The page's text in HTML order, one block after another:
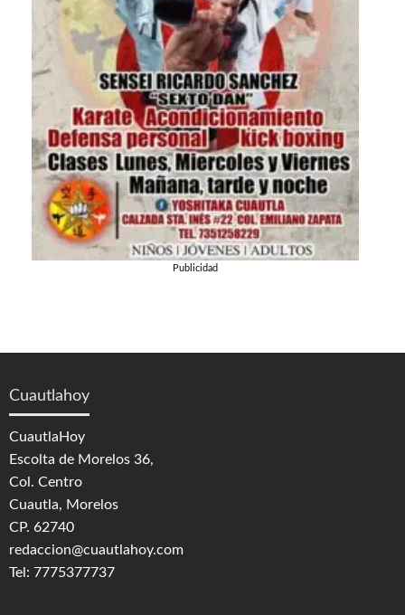
Publicidad
Cuautlahoy
CuautlaHoy
Escolta de Morelos 36,
Col. Centro
Cuautla, Morelos
CP. 62740
redaccion@cuautlahoy.com
Tel: 7775377737